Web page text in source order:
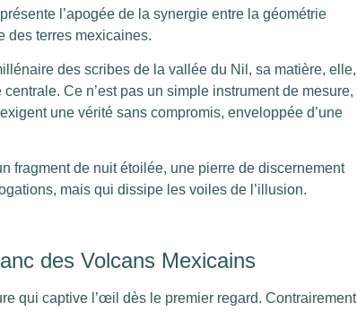
l’apogée de la synergie entre la géométrie
des terres mexicaines.
des scribes de la vallée du Nil, sa matière, elle,
Ce n’est pas un simple instrument de mesure,
une vérité sans compromis, enveloppée d’une
fragment de nuit étoilée, une pierre de discernement
mais qui dissipe les voiles de l’illusion.
des Volcans Mexicains
qui captive l’œil dès le premier regard. Contrairement